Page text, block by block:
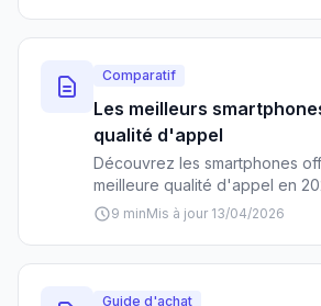
choisir l'écran parfait selon
Comparatif
Les meilleurs
qualité d'appel
Découvrez les smartphones
meilleure qualité d'appel en
détaillé des modèles phares
vocales.
9 minMis à jour 13/04/2026
Guide d'achat